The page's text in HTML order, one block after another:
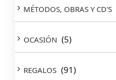
MÉTODOS, OBRAS Y CD'S
OCASIÓN (5)
REGALOS (91)